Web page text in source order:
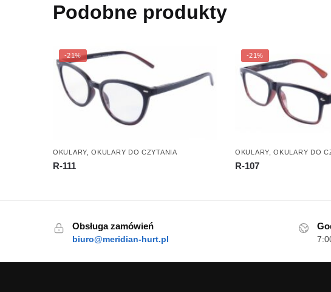
Podobne produkty
-21%
OKULARY,OKULARY DO CZYTANIA
R-111
-21%
OKULARY,OKULARY DO
R-107
Obsługa zamówień
biuro@meridian-hurt.pl